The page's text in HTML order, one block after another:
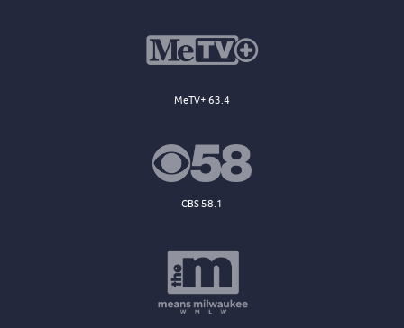
MeTV+ 63.4
CBS 58.1